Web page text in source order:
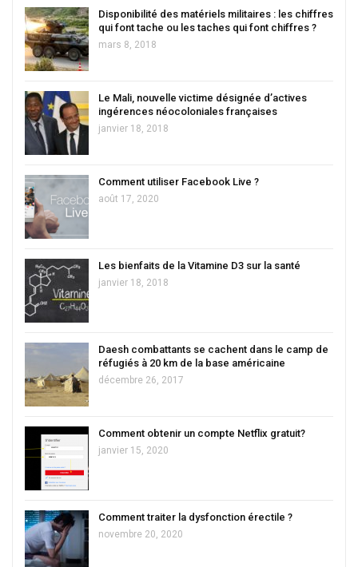
Disponibilité des matériels militaires : les chiffres
qui font tache ou les taches qui font chiffres ?
mars 8, 2018
Le Mali, nouvelle victime désignée d’actives
ingérences néocoloniales françaises
janvier 18, 2018
Comment utiliser Facebook Live ?
août 17, 2020
Les bienfaits de la Vitamine D3 sur la santé
janvier 18, 2018
Daesh combattants se cachent dans le camp de
réfugiés à 20 km de la base américaine
décembre 26, 2017
Comment obtenir un compte Netflix gratuit?
janvier 15, 2020
Comment traiter la dysfonction érectile ?
novembre 20, 2020